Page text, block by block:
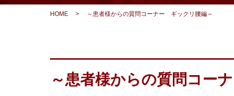
HOME > ～患者様からの質問コーナー ギックリ腰編～
～患者様からの質問コー